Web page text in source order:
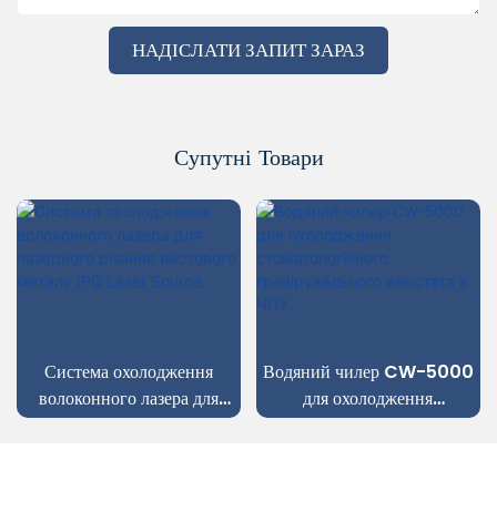
НАДІСЛАТИ ЗАПИТ ЗАРАЗ
Супутні Товари
для
Водяний чилер CW-5000
для охолодження
стоматологічного
рециркуляційні
чилери води